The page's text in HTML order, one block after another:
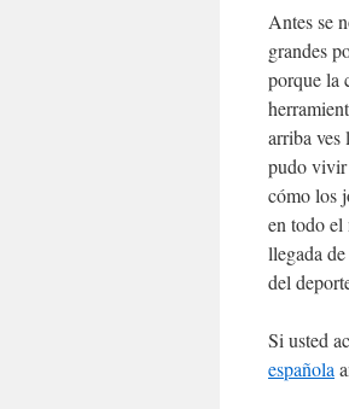
Antes se
grandes
porque la
arriba ves
pudo vivir
cómo los
en todo el
llegada
del
Si usted
española